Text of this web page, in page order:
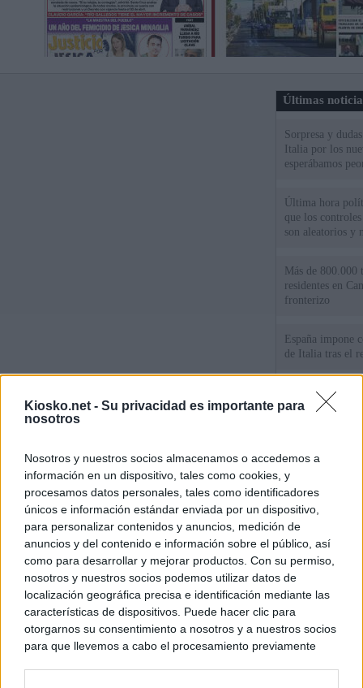
Kiosko.net - Su privacidad es importante para
nosotros
Nosotros y nuestros socios almacenamos o accedemos a
información en un dispositivo, tales como cookies, y
procesamos datos personales, tales como identificadores
únicos e información estándar enviada por un dispositivo,
para personalizar contenidos y anuncios, medición de
anuncios y del contenido e información sobre el público, así
como para desarrollar y mejorar productos. Con su permiso,
nosotros y nuestros socios podemos utilizar datos de
localización geográfica precisa e identificación mediante las
características de dispositivos. Puede hacer clic para
otorgarnos su consentimiento a nosotros y a nuestros socios
para que llevemos a cabo el procesamiento previamente
Últimas
Sorpresa y
Italia por los
esperábamos
Última hora
que los
son aleatorios y
Más de 800.000
residentes en
fronterizo
España impone
de Italia tras el
Qué hay detrás
España por la
personas se
algo"
© Kiosko.net Aviso Legal Privacidad y Cookies